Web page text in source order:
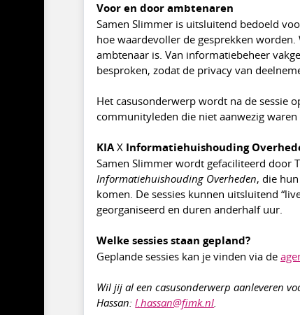
Voor en door ambtenaren
Samen Slimmer is uitsluitend bedoeld
hoe waardevoller de gesprekken worden.
ambtenaar is. Van informatiebeheer
besproken, zodat de privacy van
Het casusonderwerp wordt na de sessie
communityleden die niet aanwezig
KIAX Informatiehuishouding
Samen Slimmer wordt gefaciliteerd door
Informatiehuishouding Overheden, die
komen. De sessies kunnen uitsluitend
georganiseerd en duren anderhalf uur.
Welke sessies staan gepland?
Geplande sessies kan je vinden via de
Wil jij al een casusonderwerp aanleveren
Hassan:l.hassan@fimk.nl.